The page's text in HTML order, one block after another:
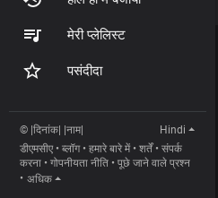
मेरी प्लेलिस्ट
पसंदीदा
© |दिनांक| |नाम|
Hindi
डीएमसीए • ब्लॉग• हमारे बारे में• शर्तें• संपर्क
करना • गोपनीयता नीति • पूछे जाने वाले प्रश्न
• अधिक